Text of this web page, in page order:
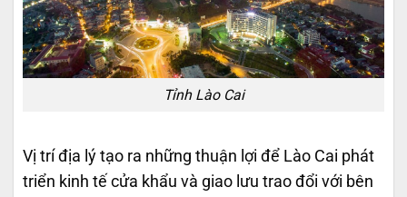
Tỉnh Lào Cai
Vị trí địa lý tạo ra những thuận lợi để Lào Cai phát
triển kinh tế cửa khẩu và giao lưu trao đổi với bên